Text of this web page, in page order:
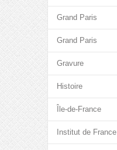
Grand Paris
Grand Paris
Gravure
Histoire
Île-de-France
Institut de France